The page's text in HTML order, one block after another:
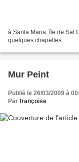
à Santa Maria, île de Sal
quelques chapelles
Mur Peint
Publié le 26/03/2009 à
Par françoise